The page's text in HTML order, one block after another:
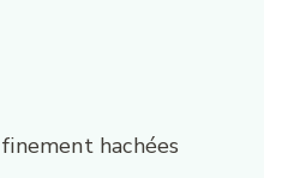
hachées